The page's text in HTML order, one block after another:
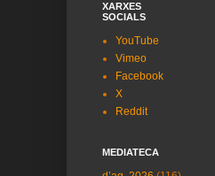
XARXES
SOCIALS
YouTube
Vimeo
Facebook
X
Reddit
MEDIATECA